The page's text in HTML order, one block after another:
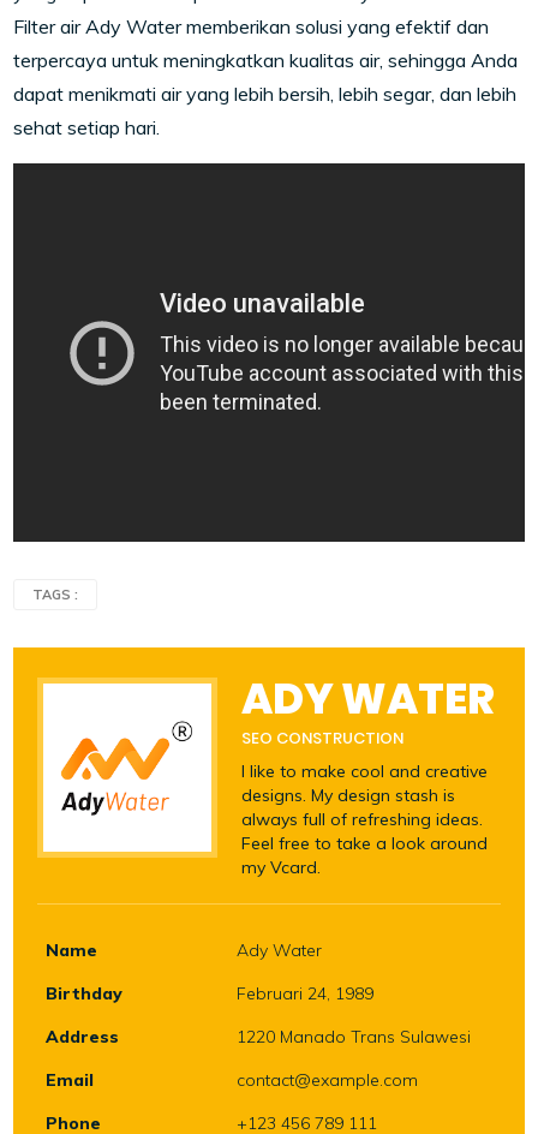
Filter air Ady Water memberikan solusi yang efektif dan
terpercaya untuk meningkatkan kualitas air, sehingga Anda
dapat menikmati air yang lebih bersih, lebih segar, dan lebih
sehat setiap hari.
TAGS :
ADY WATER
SEO CONSTRUCTION
I like to make cool and creative
designs. My design stash is
always full of refreshing ideas.
Feel free to take a look around
my Vcard.
Name
Ady Water
Birthday
Februari 24, 1989
Address
1220 Manado Trans Sulawesi
Email
contact@example.com
Phone
+123 456 789 111